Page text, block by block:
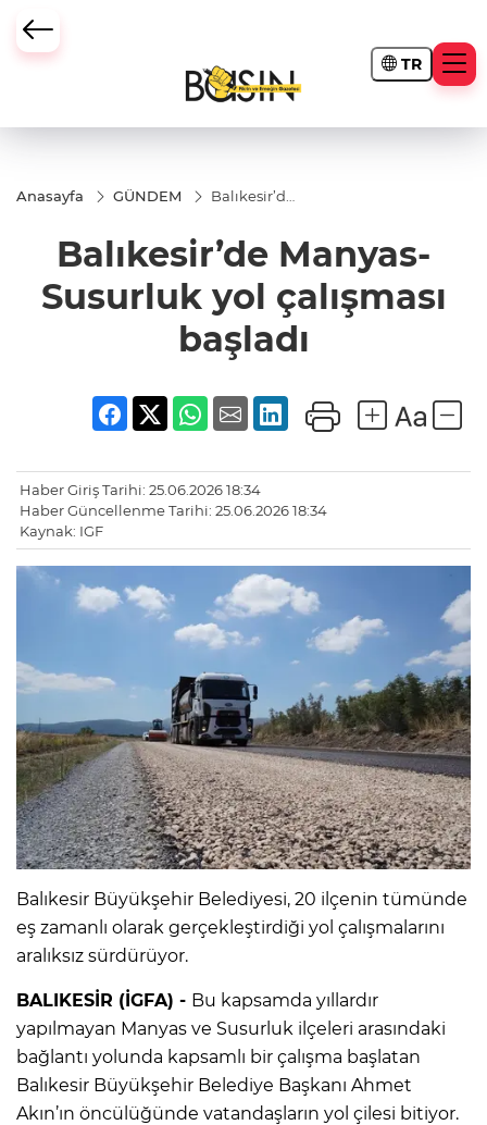
TR
Anasayfa GÜNDEM
Balıkesir’de
yol
çalışması
başladı
Balıkesir’de Manyas-
Susurluk yol çalışması
başladı
Haber Giriş Tarihi: 25.06.2026 18:34
Haber Güncellenme Tarihi: 25.06.2026 18:34
Kaynak: IGF
Balıkesir Büyükşehir Belediyesi, 20 ilçenin tümünde
eş zamanlı olarak gerçekleştirdiği yol çalışmalarını
aralıksız sürdürüyor.
BALIKESİR (İGFA) - Bu kapsamda yıllardır
yapılmayan Manyas ve Susurluk ilçeleri arasındaki
bağlantı yolunda kapsamlı bir çalışma başlatan
Balıkesir Büyükşehir Belediye Başkanı Ahmet
Akın’ın öncülüğünde vatandaşların yol çilesi bitiyor.